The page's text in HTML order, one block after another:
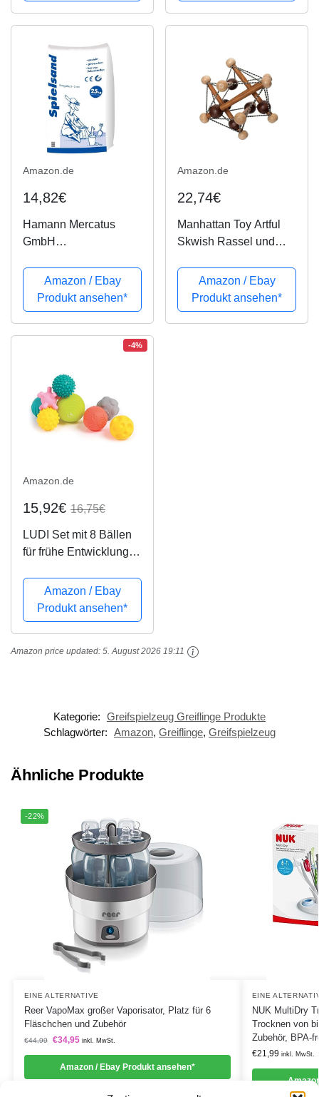
Amazon.de
14,82€
Hamann Mercatus
GmbH
Spielsand Kinder
Sandkasten Sand 25
kg - gesiebt &
gewaschen - frei von
Amazon / Ebay
Produkt ansehen*
Amazon.de
22,74€
Manhattan Toy Artful
Skwish Rassel und
Activity Toy
Amazon / Ebay
Produkt ansehen*
-4%
Amazon.de
15,92€ 16,75€
LUDI Set mit 8 Bällen
für frühe Entwicklung
Bälle | Verschiedene
Formen und Farben |
Weiches Plastik | Ab 6
Monaten
Amazon / Ebay
Produkt ansehen*
Amazon price updated: 5. August 2026 19:11
Kategorie: Greifspielzeug Greiflinge Produkte
Schlagwörter: Amazon, Greiflinge, Greifspielzeug
Ähnliche Produkte
-22%
EINE ALTERNATIVE
Reer VapoMax großer Vaporisator, Platz für 6
Fläschchen und Zubehör
€44,99 €34,95 inkl. MwSt.
Amazon / Ebay Produkt ansehen*
EINE
NUK MultiDry
Trocknen von
Zubehör, BPA-
€21,99 inkl. MwSt.